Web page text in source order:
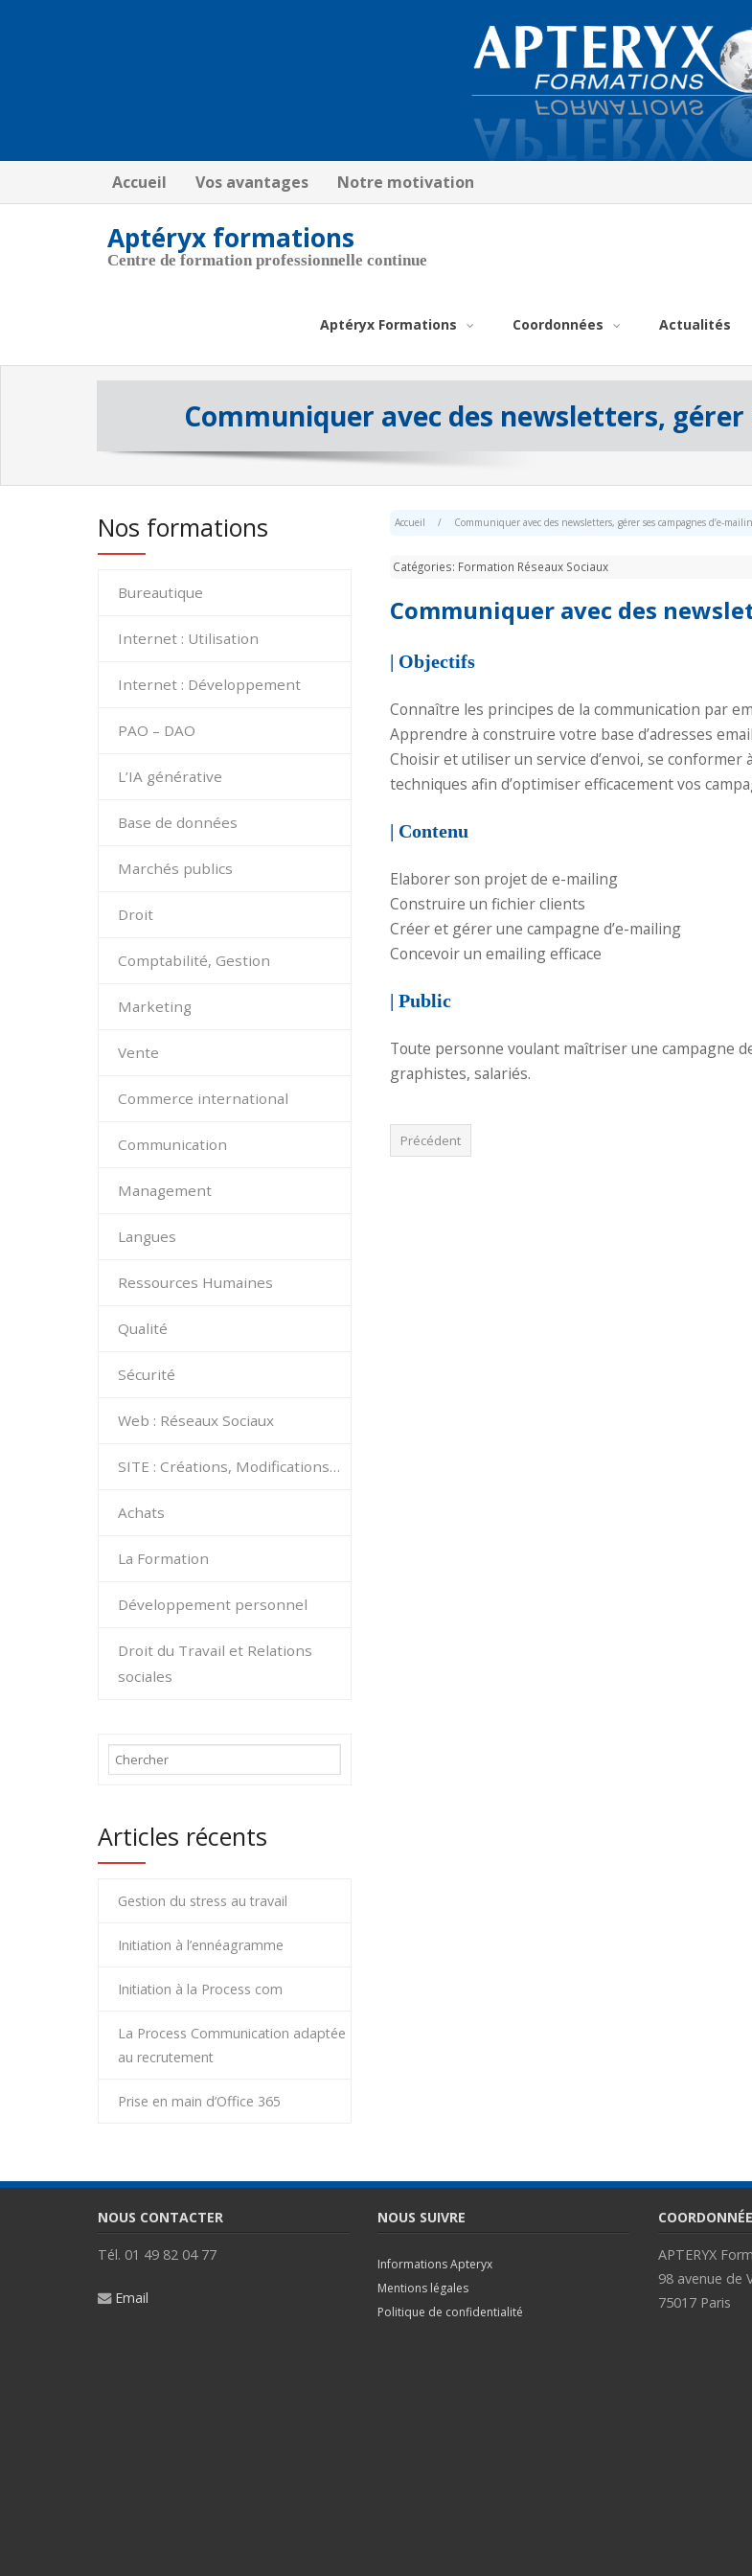
Accueil Vos avantages Notre motivation
Aptéryx formations
Centre de formation professionnelle continue
Aptéryx Formations Coordonnées Actualités
Communiquer avec des newsletters, gérer
Accueil / Communiquer avec des newsletters, gérer ses campagnes d’e-
Catégories: Formation Réseaux Sociaux
Communiquer avec des
| Objectifs
Connaître les principes de la communication par
Apprendre à construire votre base d’adresses
Choisir et utiliser un service d’envoi, se
techniques afin d’optimiser efficacement vos
| Contenu
Elaborer son projet de e-mailing
Construire un fichier clients
Créer et gérer une campagne d’e-mailing
Concevoir un emailing efficace
| Public
Toute personne voulant maîtriser une campagne
graphistes, salariés.
Précédent
Nos formations
Bureautique
Internet : Utilisation
Internet : Développement
PAO – DAO
L’IA générative
Base de données
Marchés publics
Droit
Comptabilité, Gestion
Marketing
Vente
Commerce international
Communication
Management
Langues
Ressources Humaines
Qualité
Sécurité
Web : Réseaux Sociaux
SITE : Créations, Modifications…
Achats
La Formation
Développement personnel
Droit du Travail et Relations
sociales
Articles récents
Gestion du stress au travail
Initiation à l’ennéagramme
Initiation à la Process com
La Process Communication adaptée
au recrutement
Prise en main d’Office 365
NOUS CONTACTER
Tél. 01 49 82 04 77
Email
NOUS SUIVRE
Informations Apteryx
Mentions légales
Politique de confidentialité
APTERYX
98 avenue de
75017 Paris